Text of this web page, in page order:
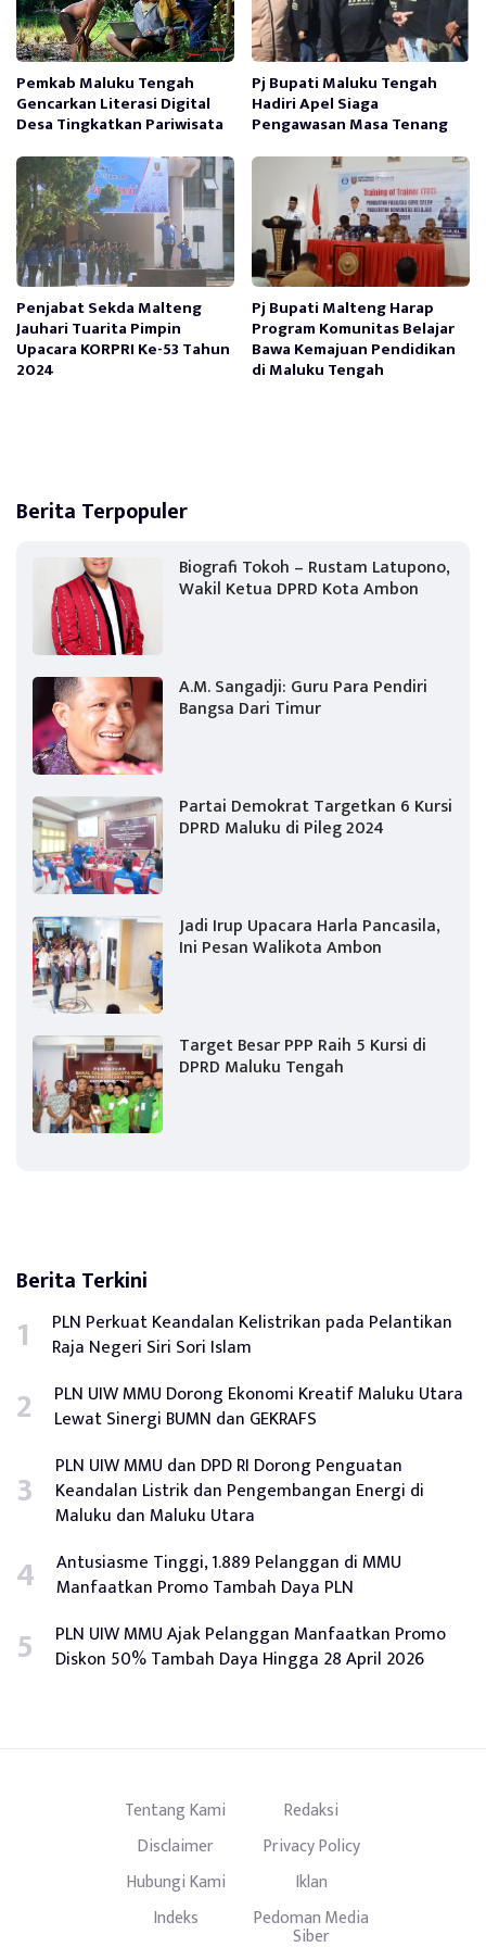
Pemkab Maluku Tengah
Gencarkan Literasi Digital
Desa Tingkatkan Pariwisata
Pj Bupati Maluku Tengah
Hadiri Apel Siaga
Pengawasan Masa Tenang
Penjabat Sekda Malteng
Jauhari Tuarita Pimpin
Upacara KORPRI Ke-53 Tahun
2024
Pj Bupati Malteng Harap
Program Komunitas Belajar
Bawa Kemajuan Pendidikan
di Maluku Tengah
Berita Terpopuler
Biografi Tokoh – Rustam Latupono,
Wakil Ketua DPRD Kota Ambon
A.M. Sangadji: Guru Para Pendiri
Bangsa Dari Timur
Partai Demokrat Targetkan 6 Kursi
DPRD Maluku di Pileg 2024
Jadi Irup Upacara Harla Pancasila,
Ini Pesan Walikota Ambon
Target Besar PPP Raih 5 Kursi di
DPRD Maluku Tengah
Berita Terkini
PLN Perkuat Keandalan Kelistrikan pada Pelantikan
Raja Negeri Siri Sori Islam
PLN UIW MMU Dorong Ekonomi Kreatif Maluku Utara
Lewat Sinergi BUMN dan GEKRAFS
PLN UIW MMU dan DPD RI Dorong Penguatan
Keandalan Listrik dan Pengembangan Energi di
Maluku dan Maluku Utara
Antusiasme Tinggi, 1.889 Pelanggan di MMU
Manfaatkan Promo Tambah Daya PLN
PLN UIW MMU Ajak Pelanggan Manfaatkan Promo
Diskon 50% Tambah Daya Hingga 28 April 2026
Tentang Kami
Redaksi
Disclaimer
Privacy Policy
Hubungi Kami
Iklan
Indeks
Pedoman Media
Siber